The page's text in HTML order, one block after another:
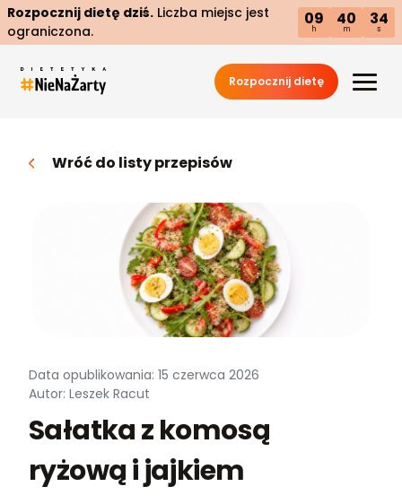
Rozpocznij dietę dziś. Liczba miejsc jest
ograniczona.
09
h
40
m
33
s
Rozpocznij dietę
Wróć do listy przepisów
Data opublikowania: 15 czerwca 2026
Autor: Leszek Racut
Sałatka z komosą
ryżową i jajkiem